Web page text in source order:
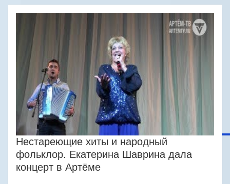
Нестареющие хиты и народный
фольклор. Екатерина Шаврина дала
концерт в Артёме